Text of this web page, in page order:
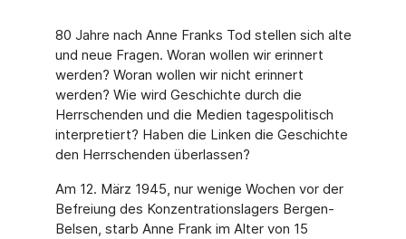
80 Jahre nach Anne Franks Tod stellen sich alte
und neue Fragen. Woran wollen wir erinnert
werden? Woran wollen wir nicht erinnert
werden? Wie wird Geschichte durch die
Herrschenden und die Medien tagespolitisch
interpretiert? Haben die Linken die Geschichte
den Herrschenden überlassen?
Am 12. März 1945, nur wenige Wochen vor der
Befreiung des Konzentrationslagers Bergen-
Belsen, starb Anne Frank im Alter von 15